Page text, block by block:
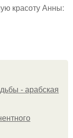
красоту Анны:
- арабская